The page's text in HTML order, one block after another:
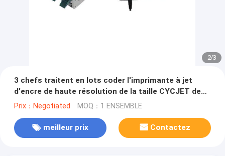
2/3
3 chefs traitent en lots coder l'imprimante à jet
d'encre de haute résolution de la taille CYCJET de
l'imprimante à jet d'encre 37mm
Prix：Negotiated MOQ：1 ENSEMBLE
meilleur prix Contactez